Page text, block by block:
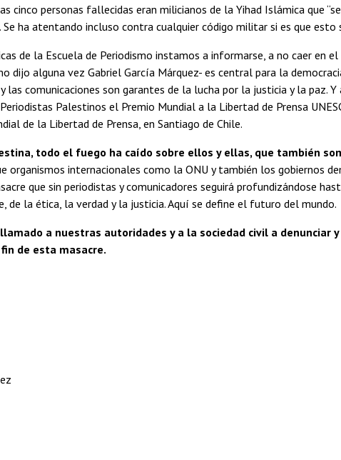
cinco personas fallecidas eran milicianos de la Yihad Islámica que
ha atentando incluso contra cualquier código militar si es que esto
de la Escuela de Periodismo instamos a informarse, a no caer en
dijo alguna vez Gabriel García Márquez- es central para la
las comunicaciones son garantes de la lucha por la justicia y la paz.
Palestinos el Premio Mundial a la Libertad de Prensa
de la Libertad de Prensa, en Santiago de Chile.
todo el fuego ha caído sobre ellos y ellas, que también
organismos internacionales como la ONU y también los gobiernos
que sin periodistas y comunicadores seguirá profundizándose
de la ética, la verdad y la justicia. Aquí se define el futuro del mundo.
a nuestras autoridades y a la sociedad civil a denunciar
de esta masacre.